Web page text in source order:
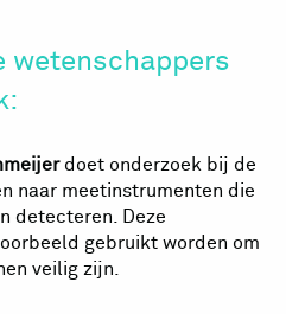
wetenschappers
doet onderzoek bij de
naar meetinstrumenten die
detecteren. Deze
gebruikt worden om
veilig zijn.